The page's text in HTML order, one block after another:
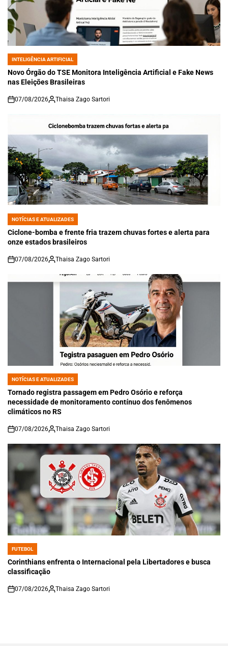
POSTED
IN
INTELIGÊNCIA ARTIFICIAL
Novo Órgão do TSE Monitora Inteligência Artificial e Fake News
nas Eleições Brasileiras
on
07/08/2026 Thaisa Zago Sartori
POSTED
IN
NOTÍCIAS E ATUALIZADES
Ciclone-bomba e frente fria trazem chuvas fortes e alerta para
onze estados brasileiros
on
07/08/2026 Thaisa Zago Sartori
POSTED
IN
NOTÍCIAS E ATUALIZADES
Tornado registra passagem em Pedro Osório e reforça
necessidade de monitoramento contínuo dos fenômenos
climáticos no RS
on
07/08/2026 Thaisa Zago Sartori
POSTED
IN
FUTEBOL
Corinthians enfrenta o Internacional pela Libertadores e busca
classificação
on
07/08/2026 Thaisa Zago Sartori